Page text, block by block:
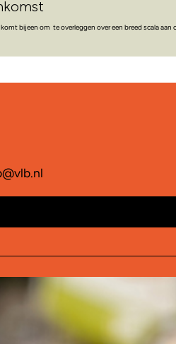
bijeen om te overleggen over een breed scala aan